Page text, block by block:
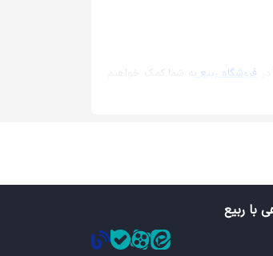
فروشگاه ربیع ب ه شما کمک خواهیم
با ربیع